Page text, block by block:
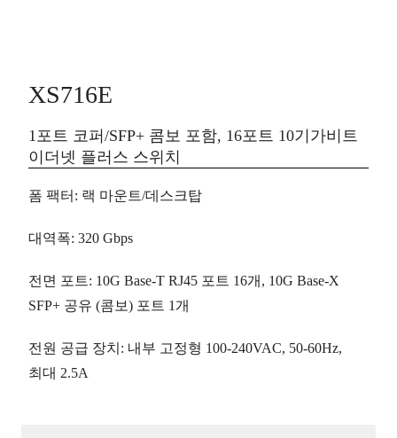
XS716E
1포트 코퍼/SFP+ 콤보 포함, 16포트 10기가비트
이더넷 플러스 스위치
폼 팩터 : 랙 마운트/데스크탑
대역폭: 320 Gbps
전면 포트: 10G Base-T RJ45 포트 16개 , 10G Base-X
SFP+ 공유 (콤보) 포트 1개
전원 공급 장치 : 내부 고정형 100-240VAC, 50-60Hz,
최대 2.5A